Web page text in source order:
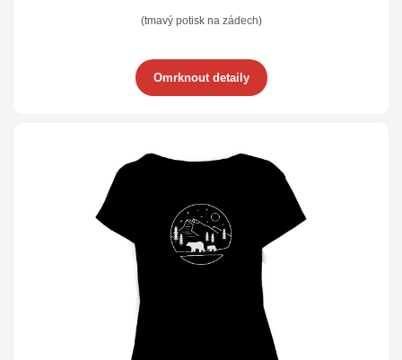
(tmavý potisk na zádech)
Omrknout detaily